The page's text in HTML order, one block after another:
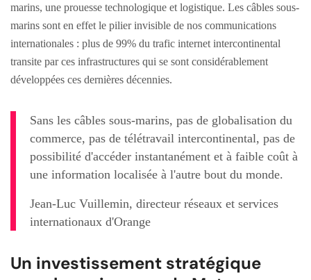
marins, une prouesse technologique et logistique. Les câbles sous-
marins sont en effet le pilier invisible de nos communications
internationales : plus de 99% du trafic internet intercontinental
transite par ces infrastructures qui se sont considérablement
développées ces dernières décennies.
Sans les câbles sous-marins, pas de globalisation du
commerce, pas de télétravail intercontinental, pas de
possibilité d'accéder instantanément et à faible coût à
une information localisée à l'autre bout du monde.
Jean-Luc Vuillemin, directeur réseaux et services
internationaux d'Orange
Un investissement stratégique